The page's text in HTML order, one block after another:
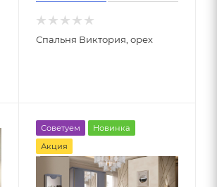
Спальня Виктория, орех
Советуем
Новинка
Акция